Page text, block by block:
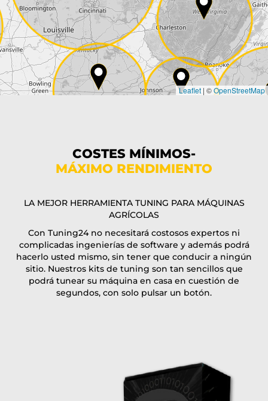
Ciudad*
País*
Código del cupón
Leaflet | ©OpenStreetMap
COSTES MÍNIMOS-
MÁXIMO RENDIMIENTO
LA MEJOR HERRAMIENTA TUNING PARA MÁQUINAS
AGRÍCOLAS
Con Tuning24 no necesitará costosos expertos ni
complicadas ingenierías de software y además podrá
hacerlo usted mismo, sin tener que conducir a ningún
sitio. Nuestros kits de tuning son tan sencillos que
podrá tunear su máquina en casa en cuestión de
segundos, con solo pulsar un botón.